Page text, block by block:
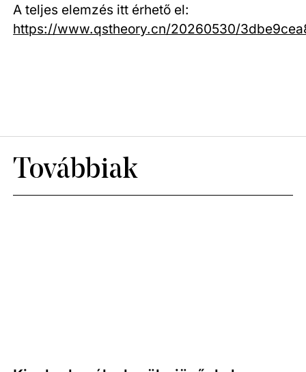
A teljes elemzés itt érhető el:
https://www.qstheory.cn/20260530/
Továbbiak